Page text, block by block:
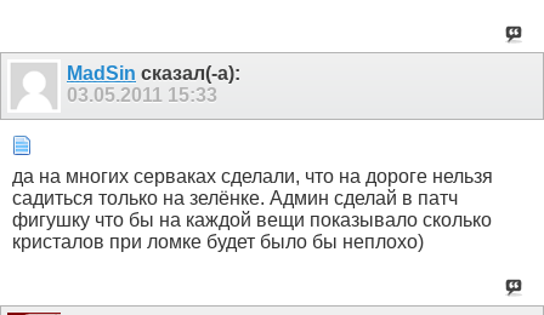
MadSin сказал(-а):
03.05.2011 15:33
да на многих серваках сделали, что на дороге нельзя
садиться только на зелёнке. Админ сделай в патч
фигушку что бы на каждой вещи показывало сколько
кристалов при ломке будет было бы неплохо)